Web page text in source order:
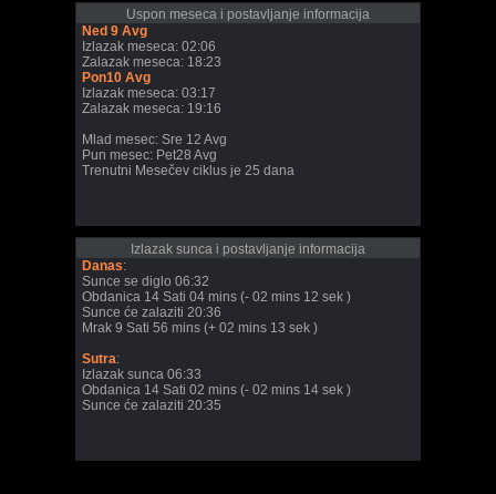
Uspon meseca i postavljanje informacija
Ned 9 Avg
Izlazak meseca: 02:06
Zalazak meseca: 18:23
Pon10 Avg
Izlazak meseca: 03:17
Zalazak meseca: 19:16
Mlad mesec: Sre 12 Avg
Pun mesec: Pet28 Avg
Trenutni Mesečev ciklus je 25 dana
Izlazak sunca i postavljanje informacija
Danas:
Sunce se diglo 06:32
Obdanica 14 Sati 04 mins (- 02 mins 12 sek )
Sunce će zalaziti 20:36
Mrak 9 Sati 56 mins (+ 02 mins 13 sek )
Sutra:
Izlazak sunca 06:33
Obdanica 14 Sati 02 mins (- 02 mins 14 sek )
Sunce će zalaziti 20:35